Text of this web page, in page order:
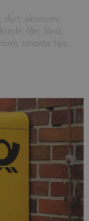
, dyrt, ekonomi,
kredit, lån, låna,
, smarta tips,